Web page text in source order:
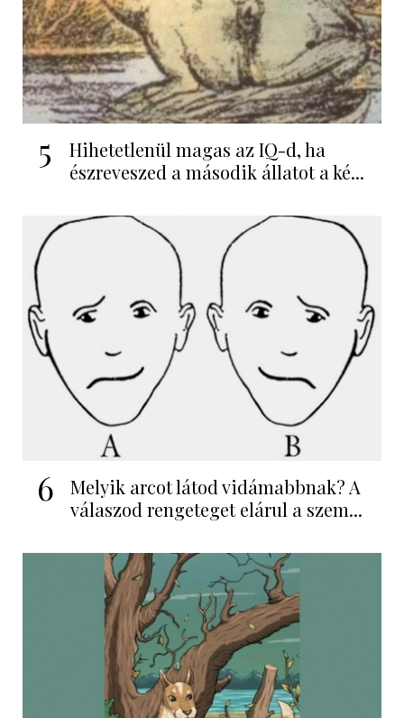
5
Hihetetlenül magas az IQ-d, ha
észreveszed a második állatot a ké...
6
Melyik arcot látod vidámabbnak? A
válaszod rengeteget elárul a szem...